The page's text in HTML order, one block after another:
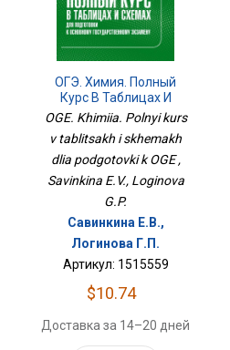
ОГЭ. Химия. Полный
Курс В Таблицах И
Схемах Для Подготовки
OGE. Khimiia. Polnyi kurs
v tablitsakh i skhemakh
dlia podgotovki k OGE ,
Savinkina E.V., Loginova
G.P.
Савинкина Е.В.,
Логинова Г.П.
Артикул: 1515559
$10.74
Доставка за 14–20 дней